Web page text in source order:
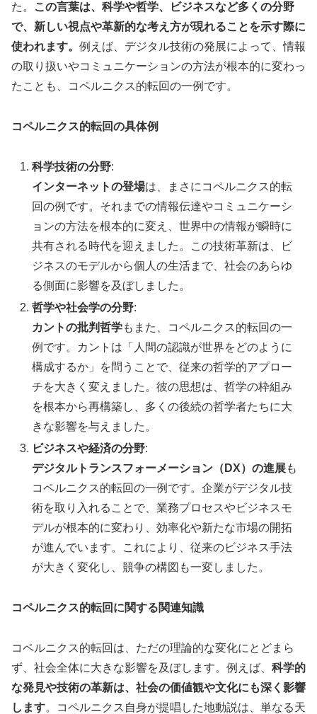
た。
この言葉は、科学や哲学、ビジネスなど多くの分野
で、新しい視点や革新的な考え方が現れることを示す際に
使われます。 例えば、デジタル技術の発展によって、情報
の取り扱いやコミュニケーションの方法が根本的に変わっ
たことも、コペルニクス的転回の一例です。
コペルニクス的転回の具体例
科学技術の分野:
インターネットの登場は、まさにコペルニクス的転
回の例です。それまでの情報伝達やコミュニケーシ
ョンの方法を根本的に変え、世界中の情報が瞬時に
共有される時代を迎えました。この技術革新は、ビ
ジネスのモデルから個人の生活まで、社会のあらゆ
る側面に影響を及ぼしました。
哲学や社会学の分野:
カントの批判哲学もまた、コペルニクス的転回の一
例です。カントは「人間の認識が世界をどのように
構成するか」を問うことで、従来の哲学的アプロー
チを大きく変えました。彼の思想は、哲学の枠組み
を根本から再構築し、多くの後続の哲学者たちに大
きな影響を与えました。
ビジネスや経済の分野:
デジタルトランスフォーメーション（DX）の進展も
コペルニクス的転回の一例です。企業がデジタル技
術を取り入れることで、業務プロセスやビジネスモ
デルが根本的に変わり、効率化や新たな市場の開拓
が進んでいます。これにより、従来のビジネス手法
が大きく変化し、競争の構図も一変しました。
コペルニクス的転回に関する関連知識
コペルニクス的転回は、ただの理論的な変化にとどまら
ず、社会全体に大きな影響を及ぼします。例えば、 科学的
な発見や技術の革新は、社会の価値観や文化にも深く影響
します。コペルニクス自身が提唱した地動説は、単なる天